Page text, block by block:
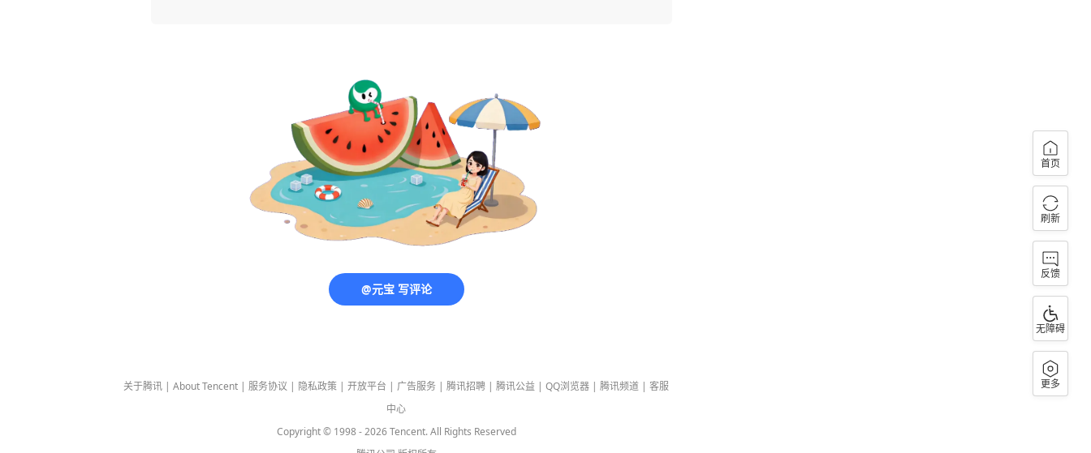
@元宝 写评论
关于腾讯 | About Tencent | 服务协议 | 隐私政策 | 开放平台 | 广告服务 | 腾讯招聘 | 腾讯公益 | QQ浏览器 | 腾讯频道 | 客服
中心
Copyright © 1998 -2026Tencent. All Rights Reserved
首页
刷新
反馈
无障碍
更多